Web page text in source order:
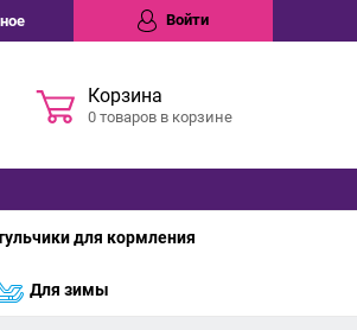
Войти
Корзина
0 товаров в корзине
для кормления
Для зимы